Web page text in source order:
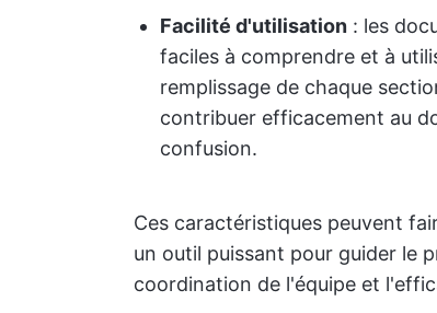
Facilité d'utilisation : les
faciles à comprendre et à
remplissage de chaque
contribuer efficacement au
confusion.
Ces caractéristiques peuvent
un outil puissant pour guider le
coordination de l'équipe et